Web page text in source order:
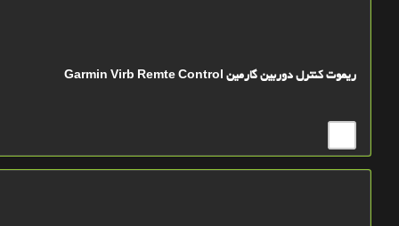
ریموت کنترل دوربین گارمین Garmin Virb Remte Control